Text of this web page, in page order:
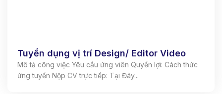
Tuyển dụng vị trí Design/ Editor Video
Mô tả công việc Yêu cầu ứng viên Quyền lợi: Cách thức
ứng tuyển Nộp CV trực tiếp: Tại Đây...